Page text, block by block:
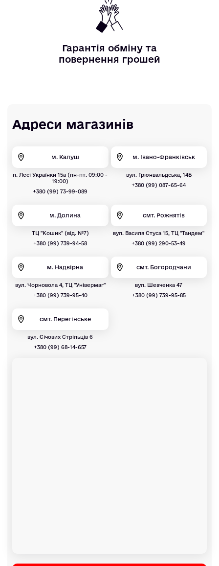
Гарантія обміну та
повернення грошей
Адреси магазинів
м. Калуш
п. Лесі Українки 15а (пн-пт. 09:00 -
19:00)
+380 (99) 73-99-089
м. Івано-Франківськ
вул. Грюнвальдська, 14Б
+380 (99) 087-65-64
м. Долина
ТЦ "Кошик" (від. №7)
+380 (99) 739-94-58
смт. Рожнятів
вул. Василя Стуса 15, ТЦ "Тандем"
+380 (99) 290-53-49
м. Надвірна
вул. Чорновола 4, ТЦ "Універмаг"
+380 (99) 739-95-40
смт. Богородчани
вул. Шевченка 47
+380 (99) 739-95-85
смт. Перегінське
вул. Січових Стрільців 6
+380 (99) 68-14-657